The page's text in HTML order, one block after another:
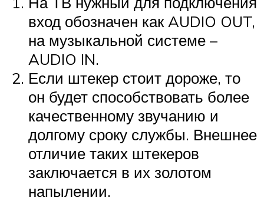
вход обозначен как AUDIO OUT,
на музыкальной системе –
AUDIO IN.
Если штекер стоит дороже, то
он будет способствовать более
качественному звучанию и
долгому сроку службы. Внешнее
отличие таких штекеров
заключается в их золотом
напылении.